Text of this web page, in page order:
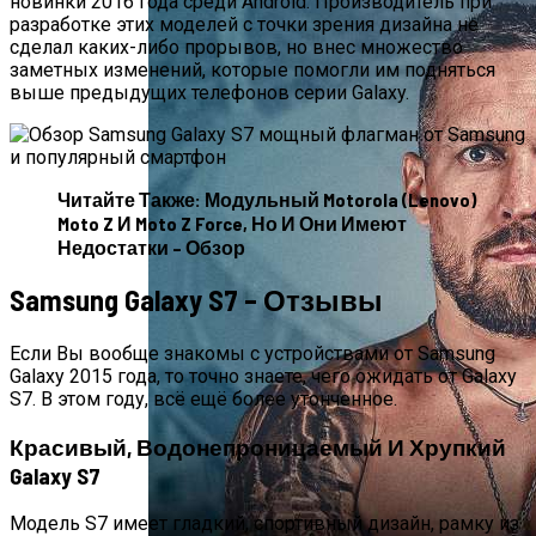
разработке этих моделей с точки зрения дизайна не
сделал каких-либо прорывов, но внес множество
заметных изменений, которые помогли им подняться
выше предыдущих телефонов серии Galaxy.
Читайте Также: Модульный Motorola (Lenovo)
Moto Z И Moto Z Force, Но И Они Имеют
Недостатки – Обзор
Samsung Galaxy S7 – Отзывы
Если Вы вообще знакомы с устройствами от Samsung
Galaxy 2015 года, то точно знаете, чего ожидать от Galaxy
S7. В этом году, всё ещё более утонченное.
Красивый, Водонепроницаемый И Хрупкий
Galaxy S7
Модель S7 имеет гладкий, спортивный дизайн, рамку из